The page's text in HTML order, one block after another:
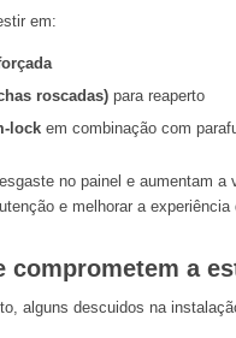
em:
roscadas)para reaperto
lockem combinação com
no painel e aumentam
e melhorar a experiência
comprometem a
alguns descuidos na